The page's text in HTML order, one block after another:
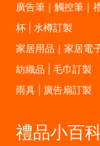
廣告筆｜觸控筆｜
杯 | 水樽訂製
家居用品｜家居電
紡織品 | 毛巾訂製
雨具 | 廣告扇訂製
禮品小百